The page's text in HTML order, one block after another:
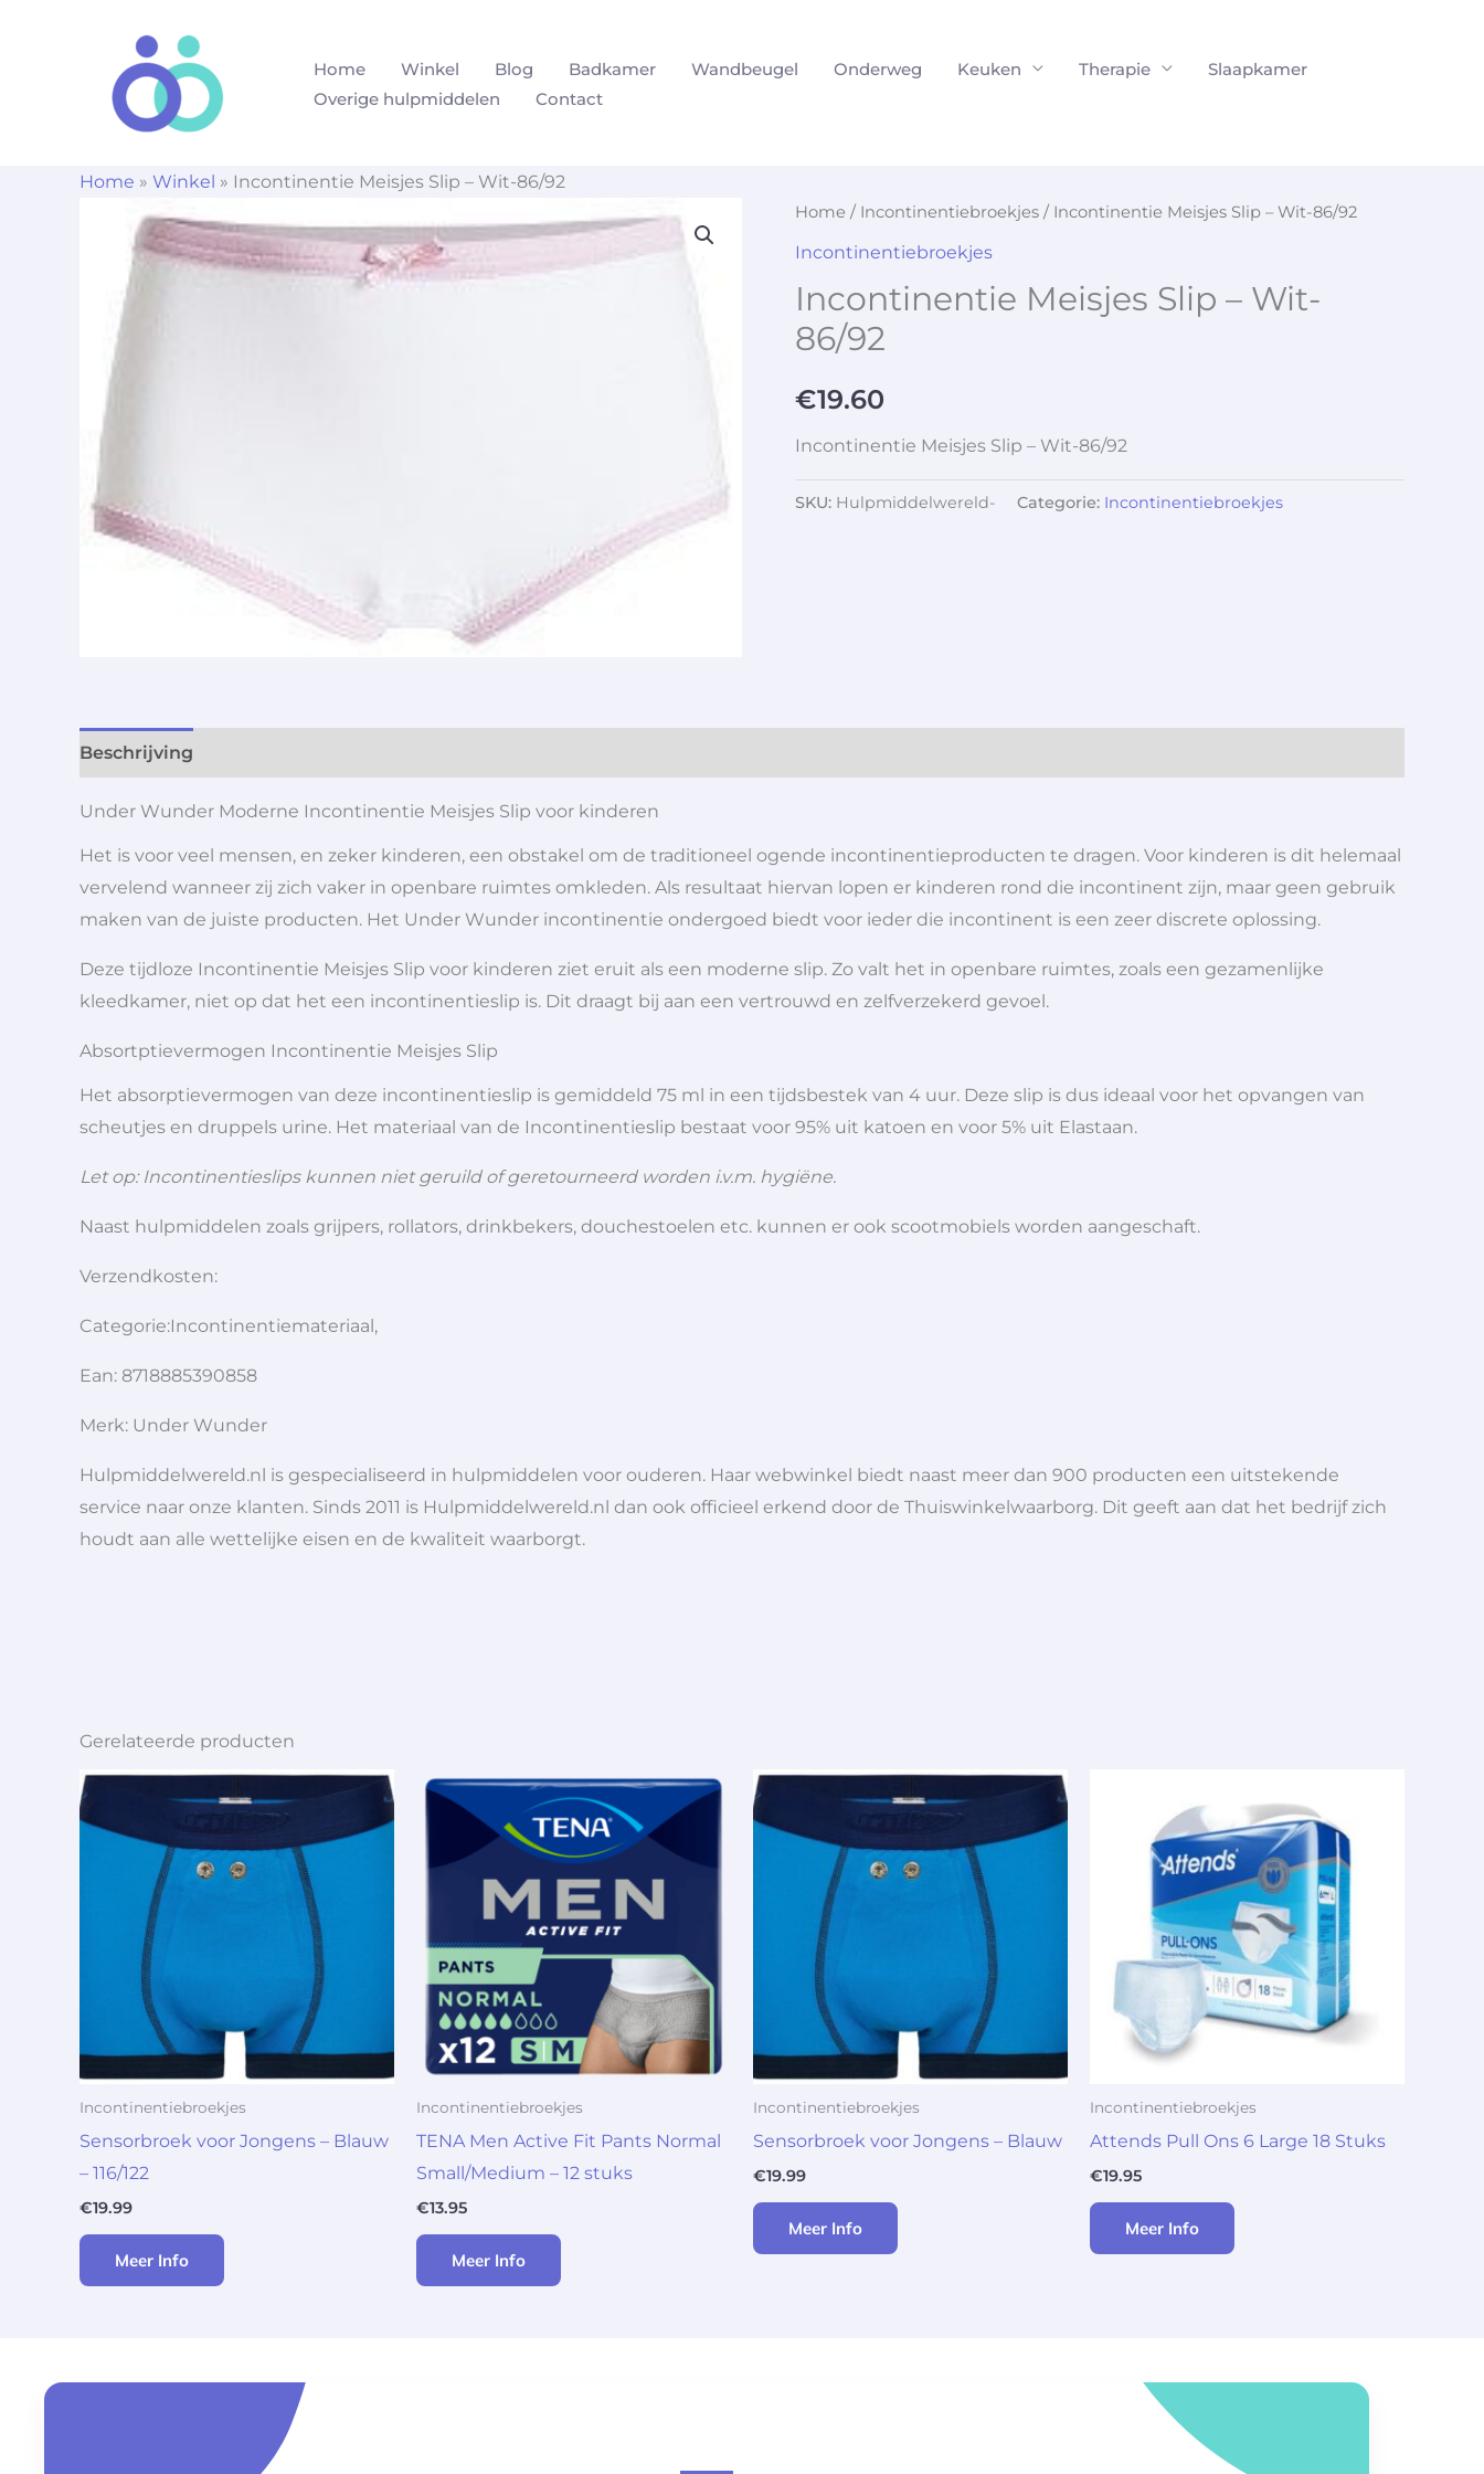
Home Winkel Blog Badkamer Wandbeugel Onderweg Keuken Therapie
Slaapkamer
Overige hulpmiddelen
Contact
Home » Winkel » Incontinentie Meisjes Slip – Wit-86/92
Home / Incontinentiebroekjes / Incontinentie Meisjes Slip – Wit-86/92
Incontinentiebroekjes
Incontinentie Meisjes Slip – Wit-
86/92
€19.60
Incontinentie Meisjes Slip – Wit-86/92
SKU: Hulpmiddelwereld- Categorie: Incontinentiebroekjes
Beschrijving
Under Wunder Moderne Incontinentie Meisjes Slip voor kinderen
Het is voor veel mensen, en zeker kinderen, een obstakel om de traditioneel ogende incontinentieproducten te dragen. Voor kinderen is dit helemaal
vervelend wanneer zij zich vaker in openbare ruimtes omkleden. Als resultaat hiervan lopen er kinderen rond die incontinent zijn, maar geen gebruik
maken van de juiste producten. Het Under Wunder incontinentie ondergoed biedt voor ieder die incontinent is een zeer discrete oplossing.
Deze tijdloze Incontinentie Meisjes Slip voor kinderen ziet eruit als een moderne slip. Zo valt het in openbare ruimtes, zoals een gezamenlijke
kleedkamer, niet op dat het een incontinentieslip is. Dit draagt bij aan een vertrouwd en zelfverzekerd gevoel.
Absortptievermogen Incontinentie Meisjes Slip
Het absorptievermogen van deze incontinentieslip is gemiddeld 75 ml in een tijdsbestek van 4 uur. Deze slip is dus ideaal voor het opvangen van
scheutjes en druppels urine. Het materiaal van de Incontinentieslip bestaat voor 95% uit katoen en voor 5% uit Elastaan.
Let op: Incontinentieslips kunnen niet geruild of geretourneerd worden i.v.m. hygiëne.
Naast hulpmiddelen zoals grijpers, rollators, drinkbekers, douchestoelen etc. kunnen er ook scootmobiels worden aangeschaft.
Verzendkosten:
Categorie:Incontinentiemateriaal,
Ean: 8718885390858
Merk: Under Wunder
Hulpmiddelwereld.nl is gespecialiseerd in hulpmiddelen voor ouderen. Haar webwinkel biedt naast meer dan 900 producten een uitstekende
service naar onze klanten. Sinds 2011 is Hulpmiddelwereld.nl dan ook officieel erkend door de Thuiswinkelwaarborg. Dit geeft aan dat het bedrijf zich
houdt aan alle wettelijke eisen en de kwaliteit waarborgt.
Gerelateerde producten
Incontinentiebroekjes
Sensorbroek voor Jongens – Blauw
– 116/122
€19.99
Meer Info
Incontinentiebroekjes
TENA Men Active Fit Pants Normal
Small/Medium – 12 stuks
€13.95
Meer Info
Incontinentiebroekjes
Sensorbroek voor Jongens – Blauw
€19.99
Meer Info
Incontinentiebroekjes
Attends Pull Ons 6 Large 18 Stuks
€19.95
Meer Info